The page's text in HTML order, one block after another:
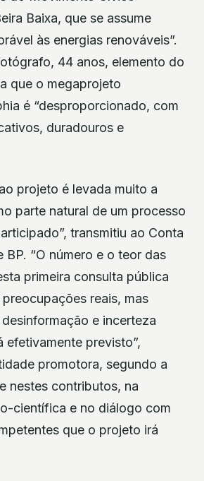
Baixa, que se assume
às energias renováveis”.
44 anos, elemento do
que o megaprojeto
é “desproporcionado, com
duradouros e
projeto é levada muito a
parte natural de um processo
transmitiu ao Conta
BP. “O número e o teor das
primeira consulta pública
reais, mas
e incerteza
efetivamente previsto”,
promotora, segundo a
nestes contributos, na
científica e no diálogo com
que o projeto irá